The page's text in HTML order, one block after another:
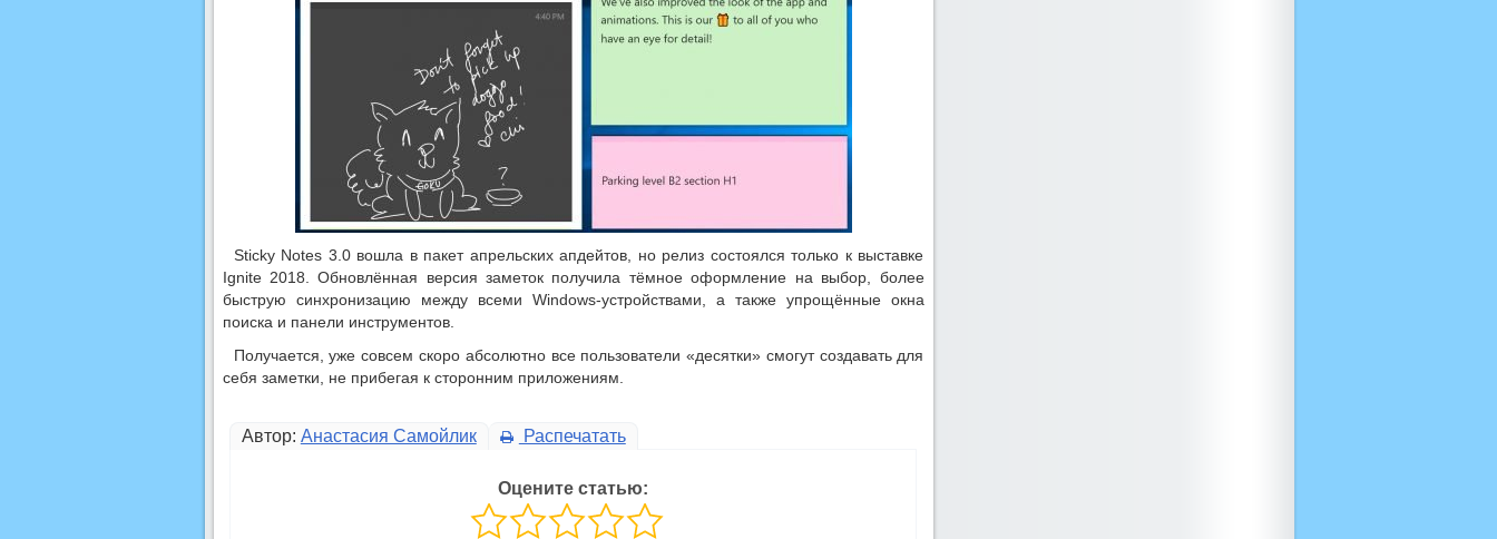
Sticky Notes 3.0 вошла в пакет апрельских апдейтов, но релиз состоялся только к выставке
Ignite 2018. Обновлённая версия заметок получила тёмное оформление на выбор, более
быструю синхронизацию между всеми Windows-устройствами, а также упрощённые окна
поиска и панели инструментов.
Получается, уже совсем скоро абсолютно все пользователи «десятки» смогут создавать для
себя заметки, не прибегая к сторонним приложениям.
Автор: Анастасия Самойлик Распечатать
Оцените статью: